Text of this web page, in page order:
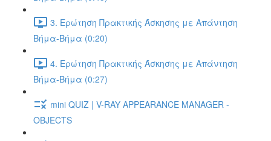
3. Ερώτηση Πρακτικής Άσκησης με Απάντηση
Βήμα-Βήμα (0:20)
4. Ερώτηση Πρακτικής Άσκησης με Απάντηση
Βήμα-Βήμα (0:27)
mini QUIZ | V-RAY APPEARANCE MANAGER -
OBJECTS